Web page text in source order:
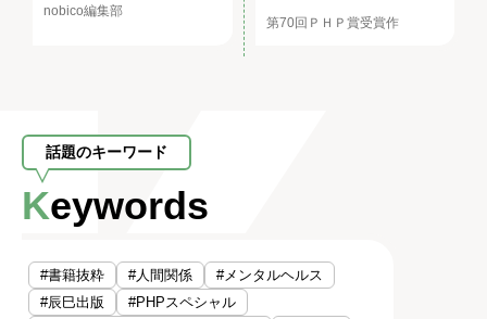
nobico編集部
第70回ＰＨＰ賞受賞作
話題のキーワード
Keywords
#書籍抜粋 #人間関係
#メンタルヘルス
#辰巳出版
#PHPスペシャル